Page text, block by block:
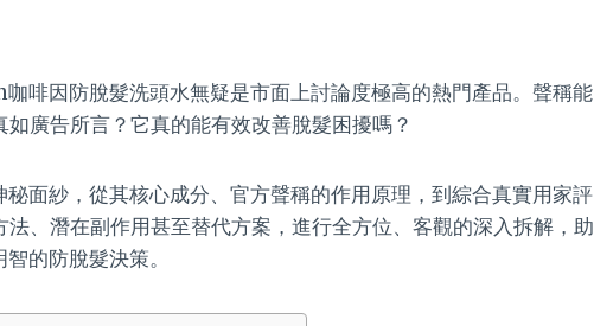
啡因防脫髮洗頭水無疑是市面上討論度極高的熱門產品。聲稱能
廣告所言？它真的能有效改善脫髮困擾嗎？
面紗，從其核心成分、官方聲稱的作用原理，到綜合真實用家評
、潛在副作用甚至替代方案，進行全方位、客觀的深入拆解，助
的防脫髮決策。